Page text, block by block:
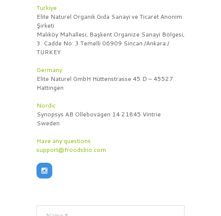
Turkiye
Elite Naturel Organik Gıda Sanayi ve Ticaret Anonim
Şirketi
Malıköy Mahallesi, Başkent Organize Sanayi Bölgesi,
3. Cadde No: 3 Temelli 06909 Sincan /Ankara /
TURKEY
Germany
Elite Naturel GmbH Hüttenstrasse 45 D – 45527
Hattingen
Nordic
Synopsys AB Ollebovägen 14 21845 Vintrie
Sweden
Have any questions
support@froodsbio.com